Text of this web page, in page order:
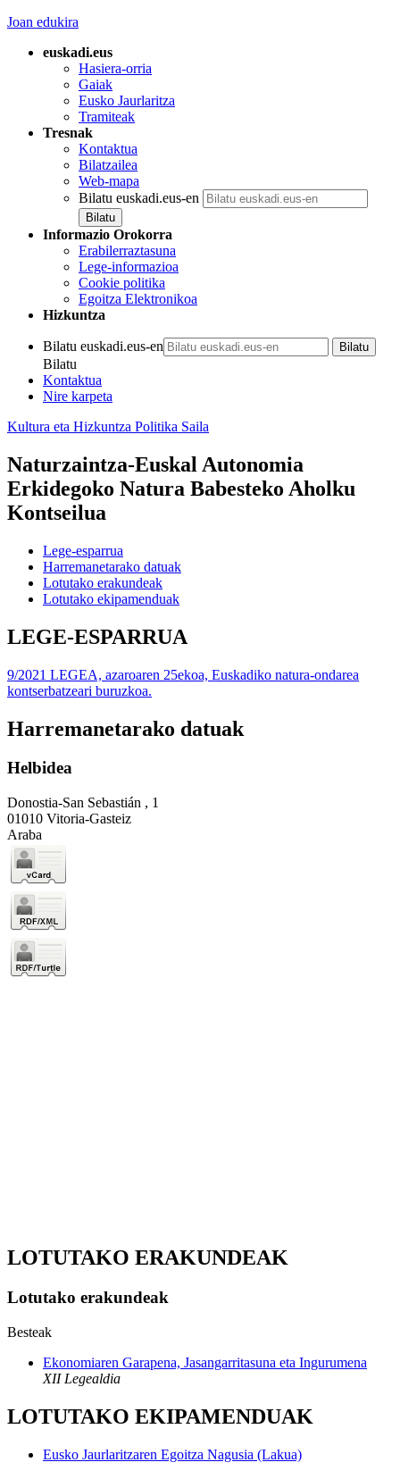
Joan edukira
euskadi.eus
Hasiera-orria
Gaiak
Eusko Jaurlaritza
Tramiteak
Tresnak
Kontaktua
Bilatzailea
Web-mapa
Bilatu euskadi.eus-en
Informazio Orokorra
Erabilerraztasuna
Lege-informazioa
Cookie politika
Egoitza Elektronikoa
Hizkuntza
Bilatu euskadi.eus-en
Bilatu
Kontaktua
Nire karpeta
Kultura eta Hizkuntza Politika Saila
Naturzaintza-Euskal Autonomia
Erkidegoko Natura Babesteko Aholku
Kontseilua
Lege-esparrua
Harremanetarako datuak
Lotutako erakundeak
Lotutako ekipamenduak
LEGE-ESPARRUA
9/2021 LEGEA, azaroaren 25ekoa, Euskadiko natura-ondarea
kontserbatzeari buruzkoa.
Harremanetarako datuak
Helbidea
Donostia-San Sebastián , 1
01010 Vitoria-Gasteiz
Araba
LOTUTAKO ERAKUNDEAK
Lotutako erakundeak
Besteak
Ekonomiaren Garapena, Jasangarritasuna eta Ingurumena
XII Legealdia
LOTUTAKO EKIPAMENDUAK
Eusko Jaurlaritzaren Egoitza Nagusia (Lakua)